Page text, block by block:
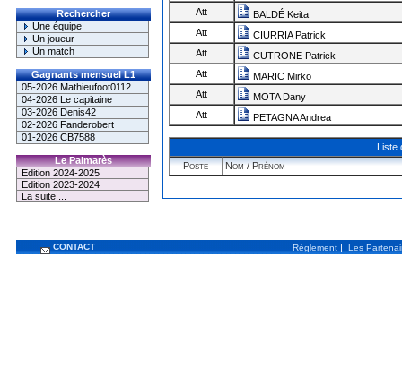
Rechercher
Une équipe
Un joueur
Un match
Gagnants mensuel L1
05-2026 Mathieufoot0112
04-2026 Le capitaine
03-2026 Denis42
02-2026 Fanderobert
01-2026 CB7588
Le Palmarès
Edition 2024-2025
Edition 2023-2024
La suite ...
Att
BALDÉ Keita
Att
CIURRIA Patrick
Att
CUTRONE Patrick
Att
MARIC Mirko
Att
MOTA Dany
Att
PETAGNA Andrea
Liste
Poste
Nom / Prénom
CONTACT Règlement | Les